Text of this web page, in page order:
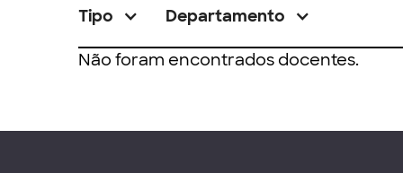
Tipo Departamento
Não foram encontrados docentes.